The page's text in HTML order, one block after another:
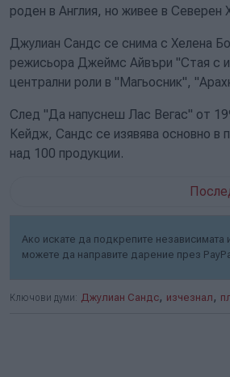
роден в Англия, но живее в Северен
Джулиан Сандс се снима с Хелена
режисьора Джеймс Айвъри "Стая с
централни роли в "Магьосник",
След "Да напуснеш Лас Вегас" от
Кейдж, Сандс се изявява основно в
над 100 продукции.
Ако искате да подкрепите независимата
можете да направите дарение през
Ключови думи: Джулиан Сандс, изчезнал ,